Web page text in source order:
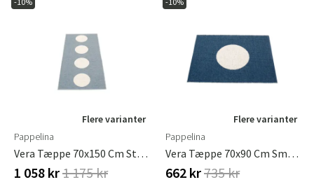
Flere varianter
Pappelina
Vera Tæppe 70x150 Cm Storm/vanilla
1 058 kr1 175 kr
Flere varianter
Pappelina
Vera Tæppe 70x90 Cm Small One Ocean Blue / Vanilla
662 kr735 kr